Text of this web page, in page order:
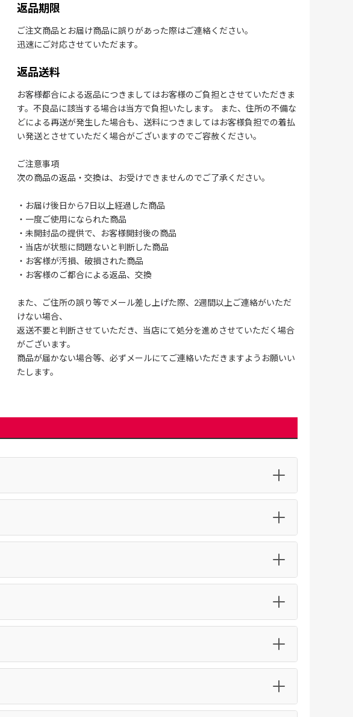
返品期限
ご注文商品とお届け商品に誤りがあった際はご連絡ください。
迅速にご対応させていただます。
返品送料
お客様都合による返品につきましてはお客様のご負担とさせていただきま
す。不良品に該当する場合は当方で負担いたします。 また、住所の不備な
どによる再送が発生した場合も、送料につきましてはお客様負担での着払
い発送とさせていただく場合がございますのでご容赦ください。
ご注意事項
次の商品の返品・交換は、お受けできませんのでご了承ください。
・お届け後日から7日以上経過した商品
・一度ご使用になられた商品
・未開封品の提供で、お客様開封後の商品
・当店が状態に問題ないと判断した商品
・お客様が汚損、破損された商品
・お客様のご都合による返品、交換
また、ご住所の誤り等でメール差し上げた際、2週間以上ご連絡がいただ
けない場合、
返送不要と判断させていただき、当店にて処分を進めさせていただく場合
がございます。
商品が届かない場合等、必ずメールにてご連絡いただきますようお願いい
たします。